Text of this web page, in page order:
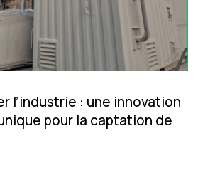
l’industrie : une innovation
pour la captation de